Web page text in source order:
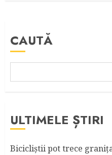
CAUTĂ
ULTIMELE ȘTIRI
Bicicliştii pot trece